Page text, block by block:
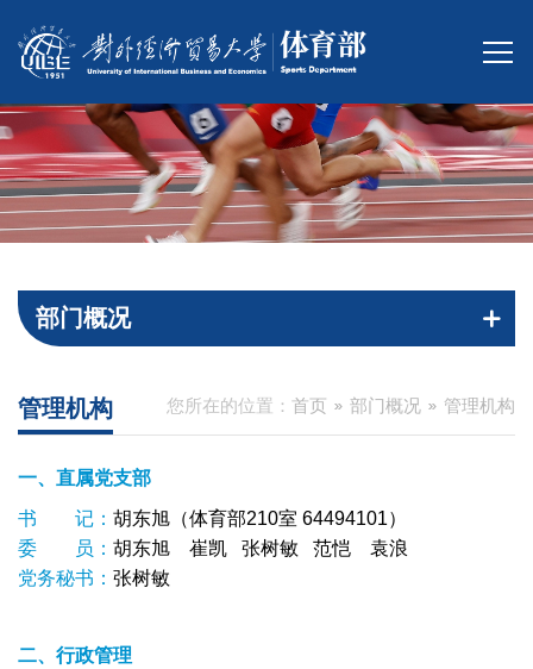
部门概况
您所在的位置： 首页 部门概况 管理机构
管理机构
一、直属党支部
书 记： 胡东旭（体育部210室 64494101）
委 员： 胡东旭 崔凯 张树敏 范恺 袁浪
党务秘书： 张树敏
二、行政管理